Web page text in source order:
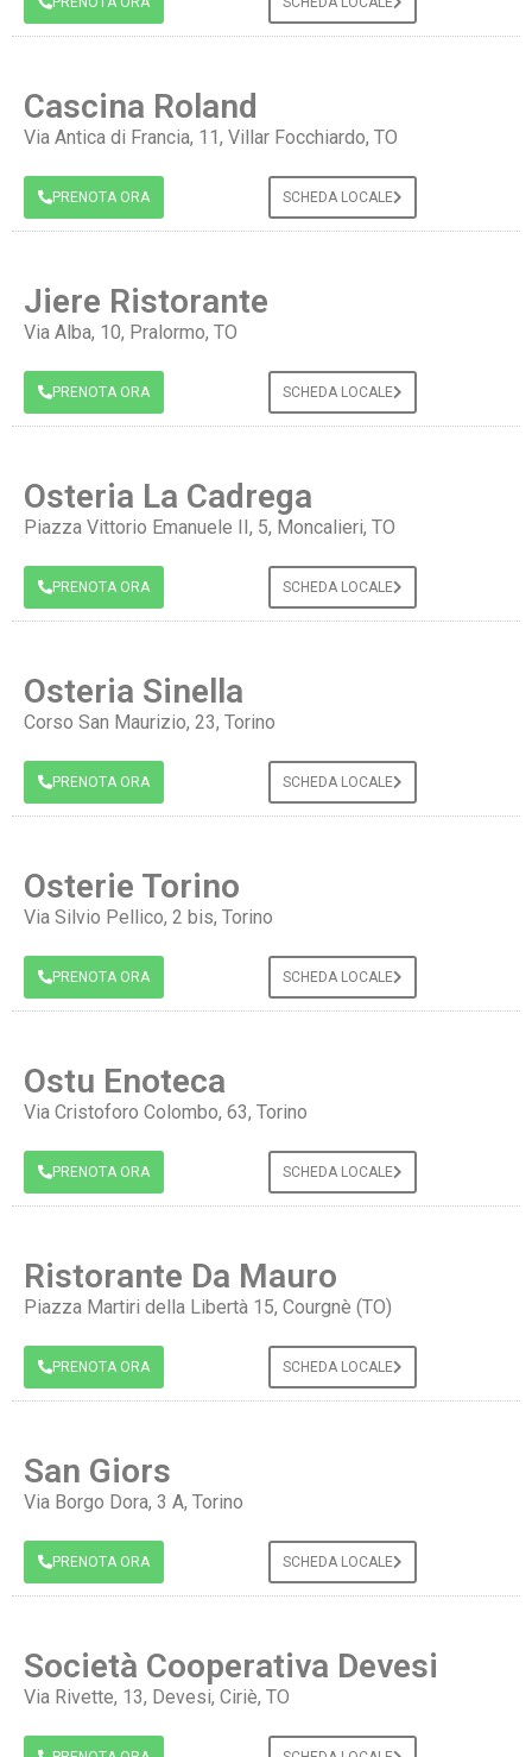
Cascina Roland
Via Antica di Francia, 11, Villar Focchiardo, TO
PRENOTA ORA SCHEDA LOCALE
Jiere Ristorante
Via Alba, 10, Pralormo, TO
PRENOTA ORA SCHEDA LOCALE
Osteria La Cadrega
Piazza Vittorio Emanuele II, 5, Moncalieri, TO
PRENOTA ORA SCHEDA LOCALE
Osteria Sinella
Corso San Maurizio, 23, Torino
PRENOTA ORA SCHEDA LOCALE
Osterie Torino
Via Silvio Pellico, 2 bis, Torino
PRENOTA ORA SCHEDA LOCALE
Ostu Enoteca
Via Cristoforo Colombo, 63, Torino
PRENOTA ORA SCHEDA LOCALE
Ristorante Da Mauro
Piazza Martiri della Libertà 15, Courgnè (TO)
PRENOTA ORA SCHEDA LOCALE
San Giors
Via Borgo Dora, 3 A, Torino
PRENOTA ORA SCHEDA LOCALE
Società Cooperativa Devesi
Via Rivette, 13, Devesi, Ciriè, TO